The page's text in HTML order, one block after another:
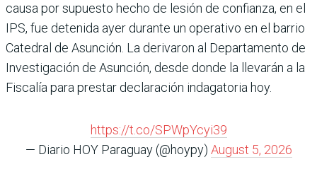
causa por supuesto hecho de lesión de confianza, en el
IPS, fue detenida ayer durante un operativo en el barrio
Catedral de Asunción. La derivaron al Departamento de
Investigación de Asunción, desde donde la llevarán a la
Fiscalía para prestar declaración indagatoria hoy.
https://t.co/SPWpYcyi39
— Diario HOY Paraguay (@hoypy) August 5, 2026